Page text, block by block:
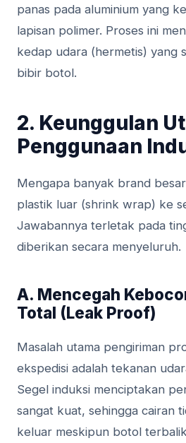
panas pada aluminium yang
lapisan polimer. Proses ini
kedap udara (hermetis) yang
bibir botol.
2. Keunggulan
Penggunaan
Mengapa banyak brand
plastik luar (shrink wrap) ke
Jawabannya terletak pada
diberikan secara menyeluruh.
A. Mencegah
Total (Leak Proof)
Masalah utama pengiriman
ekspedisi adalah tekanan
Segel induksi menciptakan
sangat kuat, sehingga cairan
keluar meskipun botol